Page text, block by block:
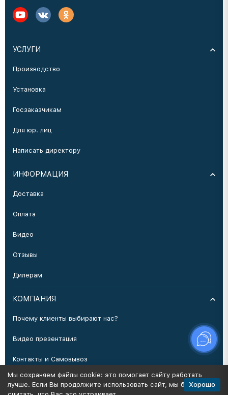
УСЛУГИ
Производство
Установка
Госзаказчикам
Для юр. лиц
Написать директору
ИНФОРМАЦИЯ
Доставка
Оплата
Видео
Отзывы
Дилерам
КОМПАНИЯ
Почему клиенты выбирают нас?
Видео презентация
Контакты и Самовывоз
Производство
Мы сохраняем файлы cookie: это помогает сайту работать
лучше. Если Вы продолжите использовать сайт, мы будемХорошо